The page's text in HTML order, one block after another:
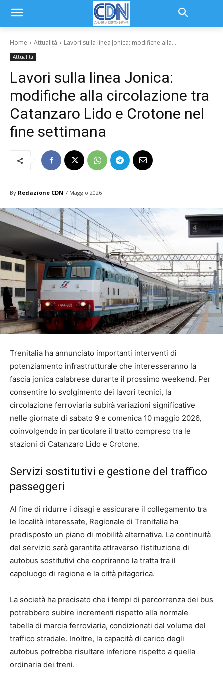
Home Attualità Lavori sulla linea Jonica: modifiche alla...
Attualità
Lavori sulla linea Jonica:
modifiche alla circolazione tra
Catanzaro Lido e Crotone nel
fine settimana
By Redazione CDN 7 Maggio 2026
Trenitalia ha annunciato importanti interventi di
potenziamento infrastrutturale che interesseranno la
fascia jonica calabrese durante il prossimo weekend. Per
consentire lo svolgimento dei lavori tecnici, la
circolazione ferroviaria subirà variazioni significative
nelle giornate di sabato 9 e domenica 10 maggio 2026,
coinvolgendo in particolare il tratto compreso tra le
stazioni di Catanzaro Lido e Crotone.
Servizi sostitutivi e gestione del traffico
passeggeri
Al fine di ridurre i disagi e assicurare il collegamento tra
le località interessate, Regionale di Trenitalia ha
predisposto un piano di mobilità alternativa. La continuità
del servizio sarà garantita attraverso l’istituzione di
autobus sostitutivi che copriranno la tratta tra il
capoluogo di regione e la città pitagorica.
La società ha precisato che i tempi di percorrenza dei bus
potrebbero subire incrementi rispetto alla normale
tabella di marcia ferroviaria, condizionati dal volume del
traffico stradale. Inoltre, la capacità di carico degli
autobus potrebbe risultare inferiore rispetto a quella
ordinaria dei treni.